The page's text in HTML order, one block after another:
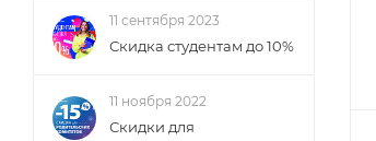
11 сентября 2023
Скидка студентам до 10%
11 ноября 2022
Скидки для